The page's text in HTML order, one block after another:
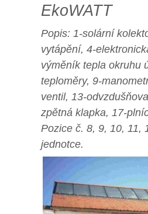
EkoWATT
Popis: 1-solární
vytápění, 4-
výměník tepla okruhu
teploměry, 9-
ventil, 13-
zpětná klapka, 17-
Pozice č. 8, 9, 10, 11,
jednotce.